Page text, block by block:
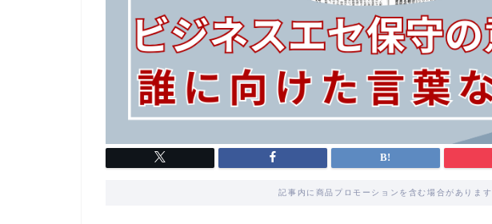
記事内に商品プロモーションを含む場合があります